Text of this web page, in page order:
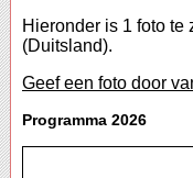
Hieronder is 1 foto te
(Duitsland).
Geef een foto door
Programma 2026